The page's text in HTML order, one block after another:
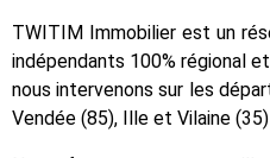
TWITIM Immobilier est un
indépendants 100% régional
nous intervenons sur les
Vendée (85), Ille et Vilaine